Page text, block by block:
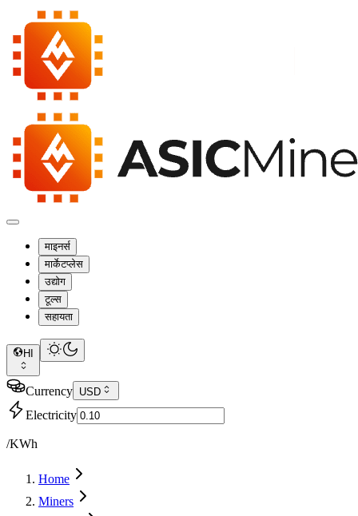
माइनर्स
मार्केटप्लेस
उद्योग
टूल्स
सहायता
HI
Currency USD
Electricity
/KWh
Home
Miners